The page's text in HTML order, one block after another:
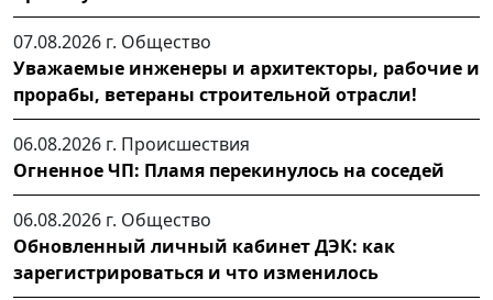
07.08.2026 г. Общество
Уважаемые инженеры и архитекторы, рабочие и
прорабы, ветераны строительной отрасли!
06.08.2026 г. Происшествия
Огненное ЧП: Пламя перекинулось на соседей
06.08.2026 г. Общество
Обновленный личный кабинет ДЭК: как
зарегистрироваться и что изменилось